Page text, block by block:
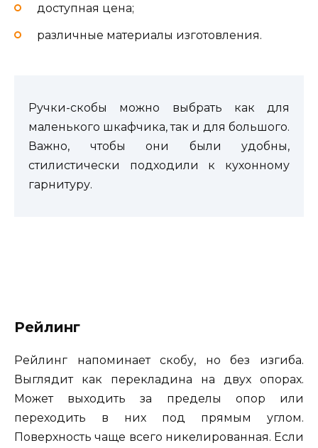
доступная цена;
различные материалы изготовления.
Ручки-скобы можно выбрать как для
маленького шкафчика, так и для большого.
Важно, чтобы они были удобны,
стилистически подходили к кухонному
гарнитуру.
Рейлинг
Рейлинг напоминает скобу, но без изгиба.
Выглядит как перекладина на двух опорах.
Может выходить за пределы опор или
переходить в них под прямым углом.
Поверхность чаще всего никелированная. Если